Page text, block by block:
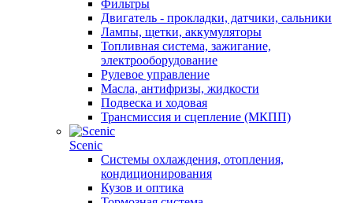
Фильтры
Двигатель - прокладки, датчики, сальники
Лампы, щетки, аккумуляторы
Топливная система, зажигание,
электрооборудование
Рулевое управление
Масла, антифризы, жидкости
Подвеска и ходовая
Трансмиссия и сцепление (МКПП)
Scenic
Системы охлаждения, отопления,
кондиционирования
Кузов и оптика